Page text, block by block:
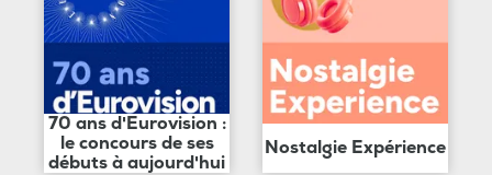
70 ans d'Eurovision :
le concours de ses
débuts à aujourd'hui
Nostalgie Expérience